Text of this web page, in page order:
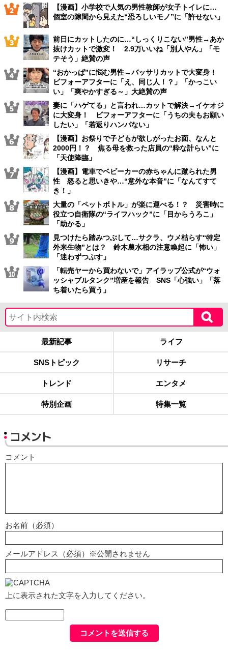
【漫画】小学校で人気の男性教師が女子トイレに…
個室の隙間から見えた“恐ろしいモノ”に「許せない」
前日にカットしたのに…“しっくりこない”男性→あか
抜けカットで激変！ 2.9万いいね「別人やん」「モ
テそう」絶賛の声
“おかっぱ”に悩む男性→バッサリカットで大変身！
ビフォーアフターに「え、同じ人！？」「かっこい
い」「爽やかすぎる～」大絶賛の声
妻に「ハゲてる」と言われ…カットで解決→イケオジ
に大変身！ ビフォーアフターに「うちの夫もお願い
したい」「若返りハンパない」
【漫画】お祭りで子どもが欲しがったお面、なんと
2000円！？ 焦る母を救った店員の“粋な計らい”に
「天使降臨」
【漫画】電車でベビーカーの赤ちゃんに蹴られた男
性 怒ると思いきや…“意外な本音”に「なんてすて
き！」
大量の「ペットボトル」が楽に運べる！？ 災害時に
役立つ自衛隊の“ライフハック”に「目からうろこ」
「助かる」
見つけたら踏みつぶして…サクラ、ウメ枯らす“特定
外来生物”とは？ 鈴木農水相の注意喚起に「怖い」
「迷わずつぶす」
「転売ヤーから買わないで」アイラップ公式が“ウォ
ッシャブルタンク”増産を報告 SNS「心強い」「落
ち着いたら買う」
最新記事 ライフ
SNSトピック リサーチ
トレンド エンタメ
特別企画 特集一覧
コメント
コメント
お名前（必須）
メールアドレス（必須）※公開されません
上に表示された文字を入力してください。